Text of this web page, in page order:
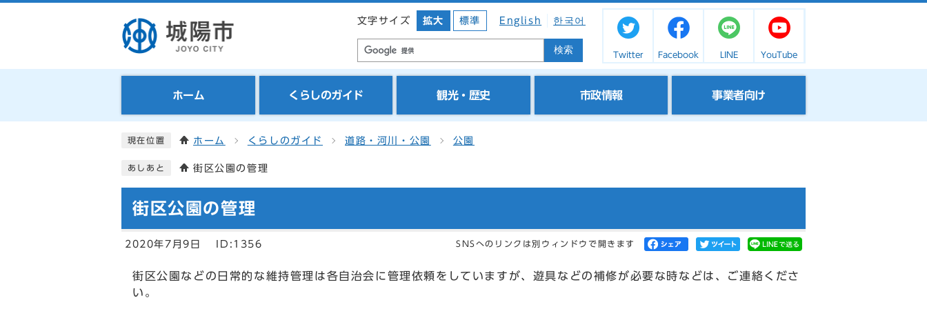
文字サイズ 拡大 標準 English 한국어
検索 Twitter Facebook LINE YouTube
ホーム くらしのガイド 観光・歴史 市政情報 事業者向け
現在位置 ホーム くらしのガイド 道路・河川・公園 公園
あしあと 街区公園の管理
街区公園の管理
2020年7月9日 ID:1356 SNSへのリンクは別ウィンドウで開きます
街区公園などの日常的な維持管理は各自治会に管理依頼をしていますが、遊具などの補修が必要な時などは、ご連絡くださ
い。